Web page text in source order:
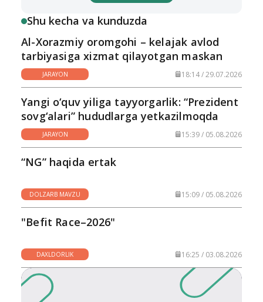
Shu kecha va kunduzda
Al-Xorazmiy oromgohi – kelajak avlod
tarbiyasiga xizmat qilayotgan maskan
JARAYON 18:14 / 29.07.2026
Yangi o‘quv yiliga tayyorgarlik: “Prezident
sovg‘alari” hududlarga yetkazilmoqda
JARAYON 15:39 / 05.08.2026
“NG” haqida ertak
DOLZARB MAVZU 15:09 / 05.08.2026
"Befit Race–2026"
DAXLDORLIK 16:25 / 03.08.2026